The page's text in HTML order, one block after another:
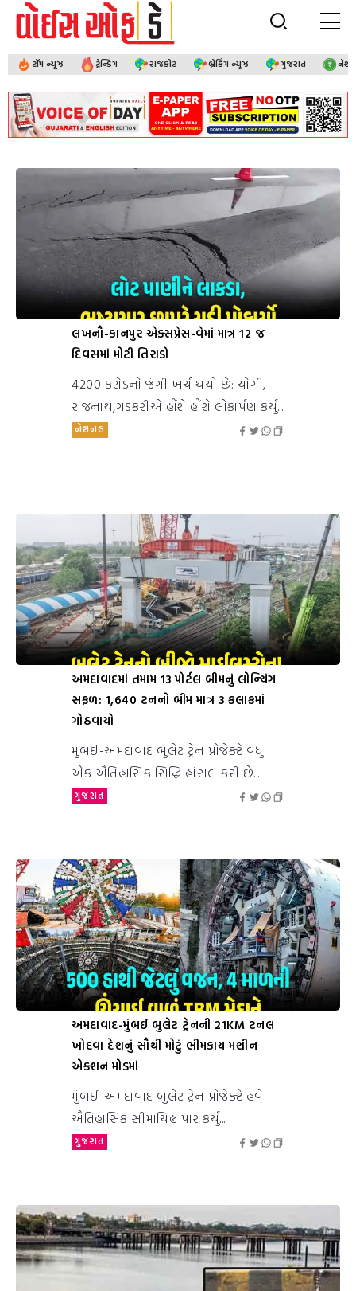
ટૉપ ન્યૂઝ ટ્રેન્ડિંગ રાજકોટ બ્રેકિંગ ન્યૂઝ ગુજરાત
લખનૌ-કાનપુર એક્સપ્રેસ-વેમાં માત્ર 12 જ
દિવસમાં મોટી તિરાડો
4200 કરોડનો જંગી ખર્ચ થયો છે: યોગી,
રાજનાથ,ગડકરીએ હોંશે હોંશે લોકાર્પણ કર્યું...
નેશનલ
અમદાવાદમાં તમામ 13 પોર્ટલ બીમનું લોન્ચિંગ
સફળ: 1,640 ટનનો બીમ માત્ર 3 કલાકમાં
ગોઠવાયો
મુંબઈ-અમદાવાદ બુલેટ ટ્રેન પ્રોજેક્ટે વધુ
એક ઐતિહાસિક સિદ્ધિ હાંસલ કરી છે....
ગુજરાત
અમદાવાદ-મુંબઈ બુલેટ ટ્રેનની 21KM ટનલ
ખોદવા દેશનું સૌથી મોટું ભીમકાય મશીન
એક્શન મોડમાં
મુંબઈ-અમદાવાદ બુલેટ ટ્રેન પ્રોજેક્ટે હવે
ઐતિહાસિક સીમાચિહ્ન પાર કર્યું...
ગુજરાત